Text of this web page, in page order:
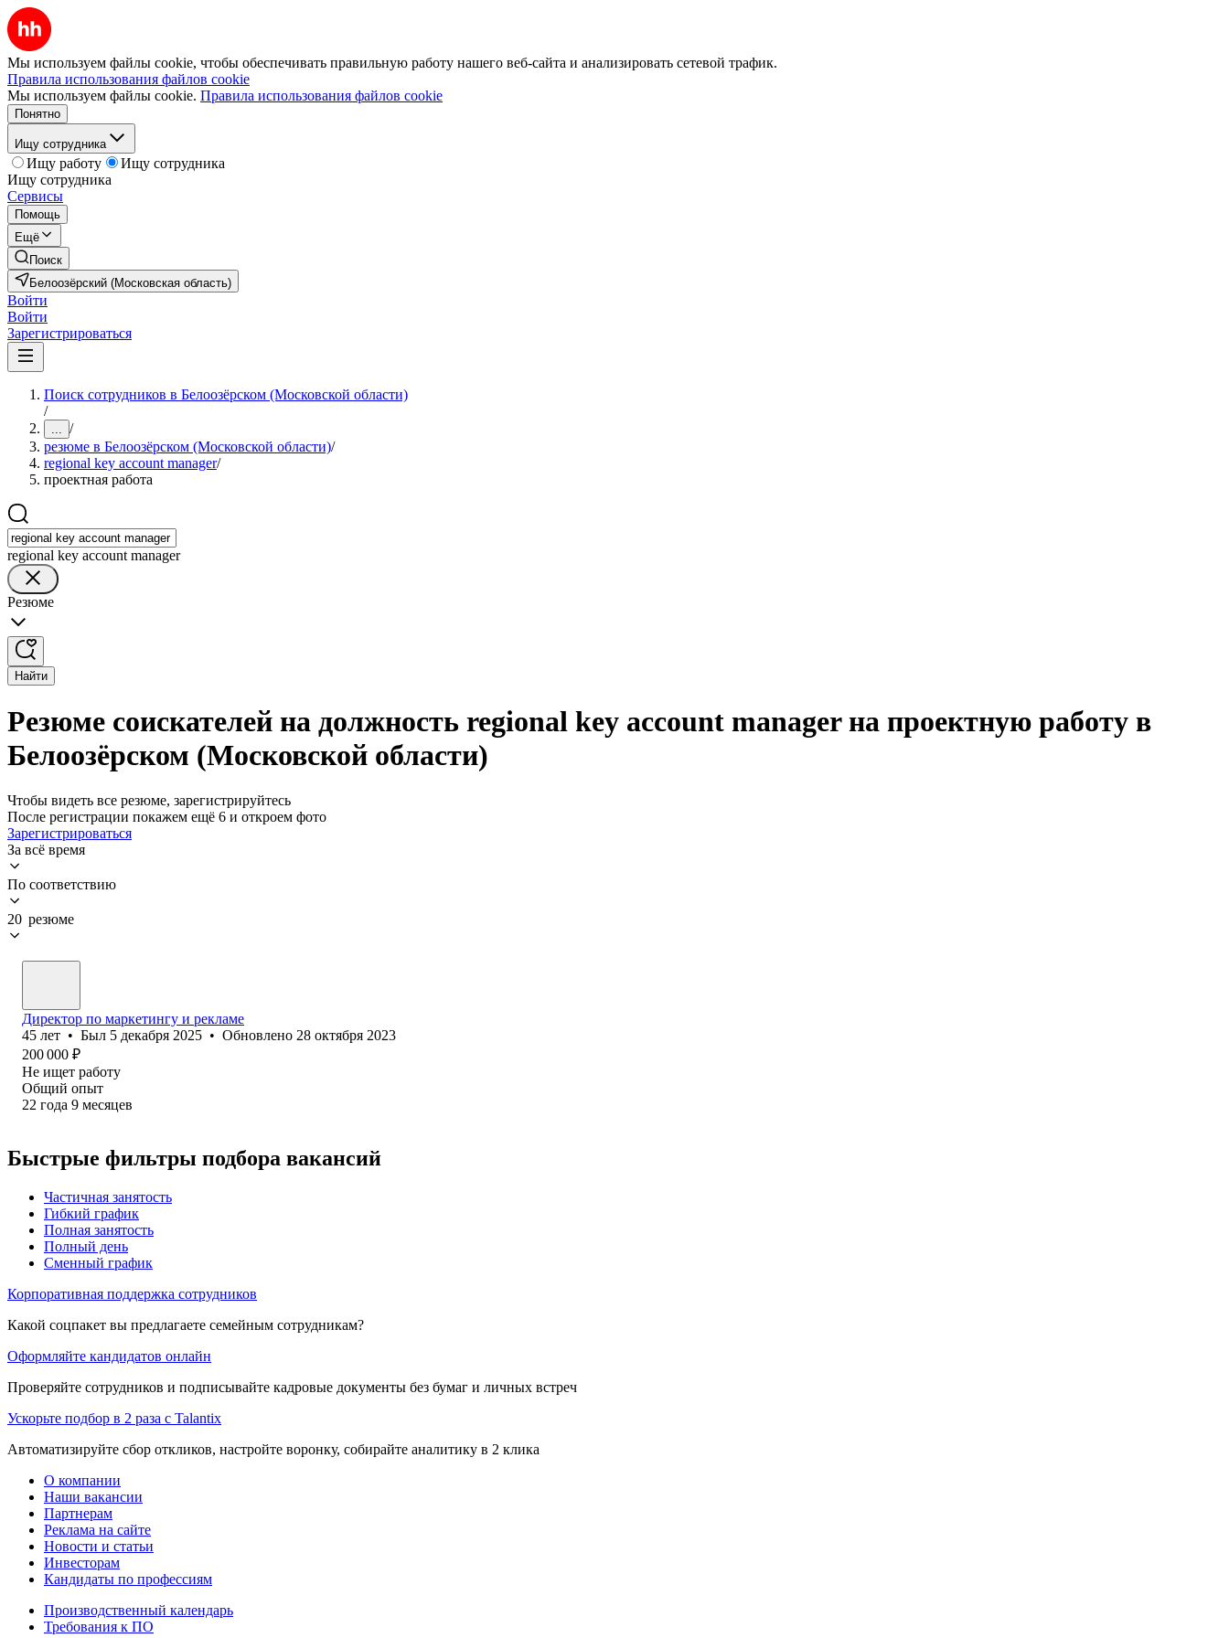
Мы используем файлы cookie, чтобы обеспечивать правильную работу нашего веб-сайта и анализировать сетевой трафик.
Правила использования файлов cookie
Мы используем файлы cookie. Правила использования файлов cookie
Понятно
Ищу сотрудника
Ищу работу
Ищу сотрудника
Ищу сотрудника
Сервисы
Помощь
Ещё
Поиск
Белоозёрский (Московская область)
Войти
Войти
Зарегистрироваться
Поиск сотрудников в Белоозёрском (Московской области)
/
... /
резюме в Белоозёрском (Московской области)/
regional key account manager/
проектная работа
regional key account manager
Резюме
Найти
Резюме соискателей на должность regional key account manager на проектную работу в
Белоозёрском (Московской области)
Чтобы видеть все резюме, зарегистрируйтесь
После регистрации покажем ещё 6 и откроем фото
Зарегистрироваться
За всё время
По соответствию
20 резюме
Директор по маркетингу и рекламе
45 лет • Был 5 декабря 2025 • Обновлено 28 октября 2023
200 000 ₽
Не ищет работу
Общий опыт
22 года 9 месяцев
Быстрые фильтры подбора вакансий
Частичная занятость
Гибкий график
Полная занятость
Полный день
Сменный график
Корпоративная поддержка сотрудников
Какой соцпакет вы предлагаете семейным сотрудникам?
Оформляйте кандидатов онлайн
Проверяйте сотрудников и подписывайте кадровые документы без бумаг и личных встреч
Ускорьте подбор в 2 раза с Talantix
Автоматизируйте сбор откликов, настройте воронку, собирайте аналитику в 2 клика
О компании
Наши вакансии
Партнерам
Реклама на сайте
Новости и статьи
Инвесторам
Кандидаты по профессиям
Производственный календарь
Требования к ПО